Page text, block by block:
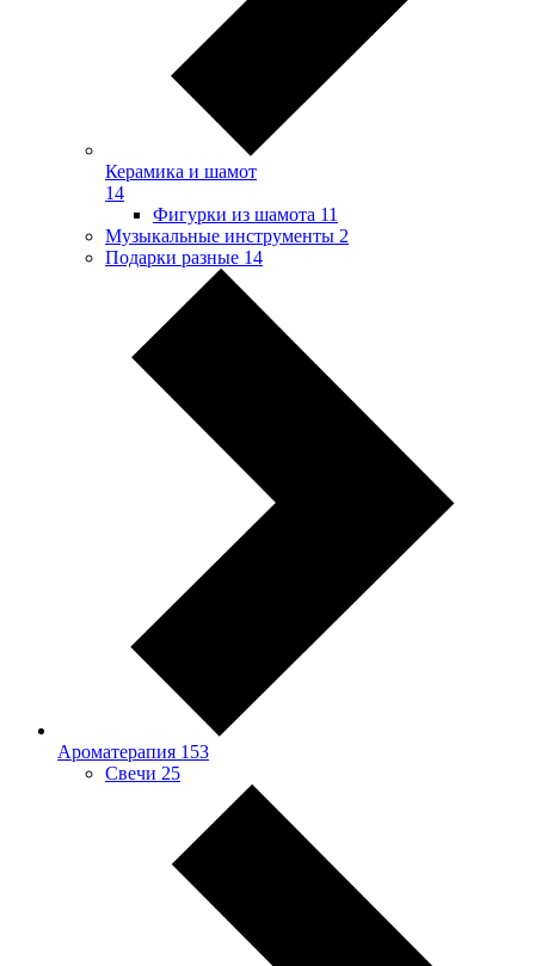
Керамика и шамот
14
Фигурки из шамота 11
Музыкальные инструменты 2
Подарки разные 14
Ароматерапия 153
Свечи 25